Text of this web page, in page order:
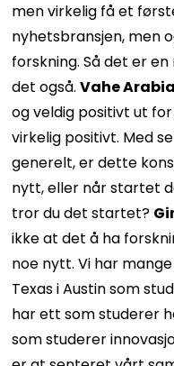
men virkelig få et
nyhetsbransjen, men
forskning. Så det er
det også.Vahe
og veldig positivt ut
virkelig positivt. Med
generelt, er dette
nytt, eller når startet
tror du det startet?
ikke at det å ha
noe nytt. Vi har
Texas i Austin som
har ett som studerer
som studerer